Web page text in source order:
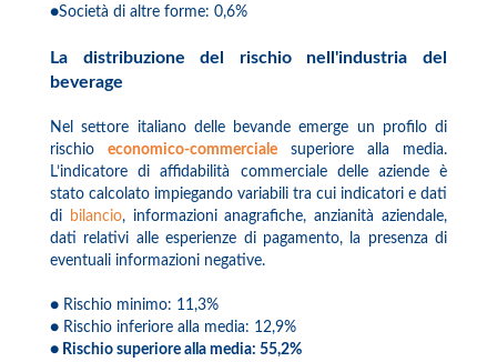
●Società di altre forme: 0,6%
La distribuzione del rischio nell'industria del
beverage
Nel settore italiano delle bevande emerge un profilo di
rischio economico-commerciale superiore alla media.
L’indicatore di affidabilità commerciale delle aziende è
stato calcolato impiegando variabili tra cui indicatori e dati
di
bilancio, informazioni anagrafiche, anzianità aziendale,
dati relativi alle esperienze di pagamento, la presenza di
eventuali informazioni negative.
● Rischio minimo: 11,3%
● Rischio inferiore alla media: 12,9%
● Rischio superiore alla media: 55,2%